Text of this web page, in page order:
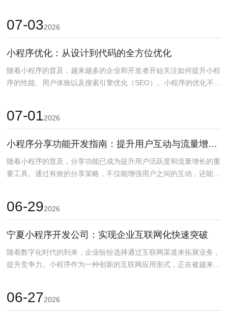
07-032026
小程序优化：从设计到代码的全方位优化
随着小程序的普及，越来越多的企业和开发者开始关注如何提升小程
序的性能、用户体验以及搜索引擎优化（SEO）。小程序的优化不仅
07-012026
小程序分享功能开发指南：提升用户互动与流量增长技巧
随着小程序的普及，分享功能已成为提升用户活跃度和流量增长的重
要工具。通过有效的分享策略，不仅能增强用户之间的互动，还能大
06-292026
宁夏小程序开发公司：实现企业互联网化快速突破
随着数字化时代的到来，企业纷纷选择通过互联网渠道来拓展业务，
提升竞争力。小程序作为一种创新的互联网应用形式，正在被越来越
06-272026